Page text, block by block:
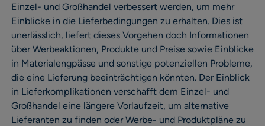
Einzel- und Großhandel verbessert werden, um mehr
Einblicke in die Lieferbedingungen zu erhalten. Dies ist
unerlässlich, liefert dieses Vorgehen doch Informationen
über Werbeaktionen, Produkte und Preise sowie Einblicke
in Materialengpässe und sonstige potenziellen Probleme,
die eine Lieferung beeinträchtigen könnten. Der Einblick
in Lieferkomplikationen verschafft dem Einzel- und
Großhandel eine längere Vorlaufzeit, um alternative
Lieferanten zu finden oder Werbe- und Produktpläne zu